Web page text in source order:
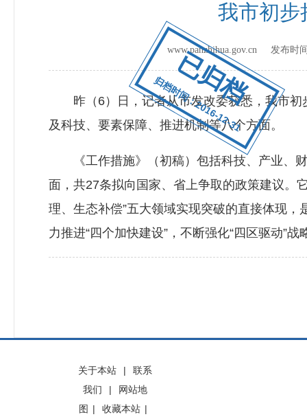
已归档
归档时间：2016-12-31
我市初步
www.panzhihua.gov.cn 发布时
昨（6）日，记者从市发改委获悉，我市初
及科技、要素保障、推进机制等八个方面。
《工作措施》（初稿）包括科技、产业、财
面，共27条拟向国家、省上争取的政策建议。
理、生态补偿”五大领域实现突破的直接体现
力推进“四个加快建设”，不断强化“四区驱动”
关于本站 |
联系
我们
|
网站地
图 | 收藏本站 |